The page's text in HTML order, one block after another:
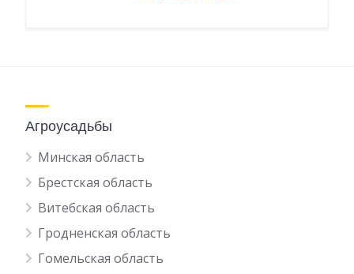
Агроусадьбы
Минская область
Брестская область
Витебская область
Гродненская область
Гомельская область